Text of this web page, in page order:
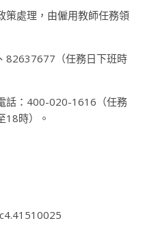
策處理，由僱用教師任務領
82637677（任務日下班時
話：400-020-1616（任務
18時）。